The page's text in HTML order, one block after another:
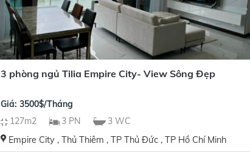
3 phòng ngủ Tilia Empire City- View Sông Đẹp
Giá: 3500$/Tháng
127m2
3 PN
3 WC
Empire City , Thủ Thiêm , TP Thủ Đức , TP Hồ Chí Minh